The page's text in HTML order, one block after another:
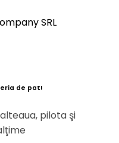
SRL
de pat!
pilota şi